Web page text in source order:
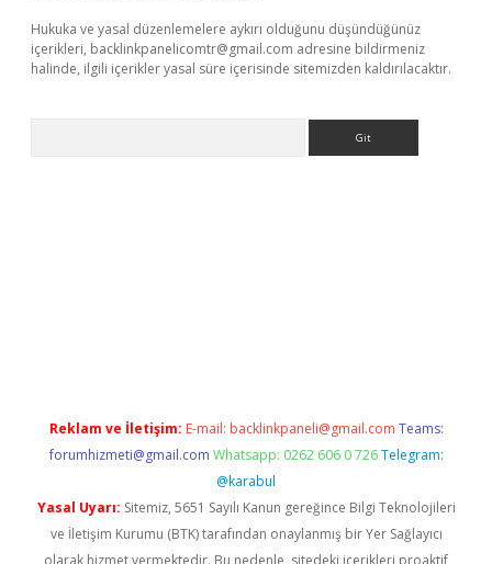
Hukuka ve yasal düzenlemelere aykırı olduğunu düşündüğünüz
içerikleri, backlinkpanelicomtr@gmail.com adresine bildirmeniz
halinde, ilgili içerikler yasal süre içerisinde sitemizden kaldırılacaktır.
Reklam ve İletişim: E-mail: backlinkpaneli@gmail.com Teams:
forumhizmeti@gmail.com Whatsapp: 0262 606 0 726 Telegram:
@karabul
Yasal Uyarı: Sitemiz, 5651 Sayılı Kanun gereğince Bilgi Teknolojileri
ve İletişim Kurumu (BTK) tarafından onaylanmış bir Yer Sağlayıcı
olarak hizmet vermektedir. Bu nedenle, sitedeki içerikleri proaktif